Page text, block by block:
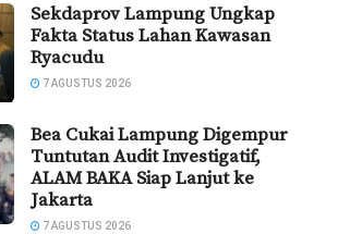
Sekdaprov Lampung Ungkap
Fakta Status Lahan Kawasan
Ryacudu
7 AGUSTUS 2026
Bea Cukai Lampung Digempur
Tuntutan Audit Investigatif,
ALAM BAKA Siap Lanjut ke
Jakarta
7 AGUSTUS 2026